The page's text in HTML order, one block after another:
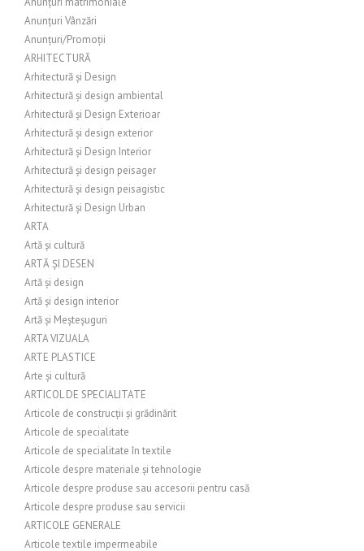
Anunțuri Vânzări
Anunțuri/Promoții
ARHITECTURĂ
Arhitectură și Design
Arhitectură și design ambiental
Arhitectură și Design Exterioar
Arhitectură și design exterior
Arhitectură și Design Interior
Arhitectură și design peisager
Arhitectură și design peisagistic
Arhitectură și Design Urban
ARTA
Artă și cultură
ARTĂ ȘI DESEN
Artă și design
Artă și design interior
Artă și Meșteșuguri
ARTA VIZUALA
ARTE PLASTICE
Arte și cultură
ARTICOL DE SPECIALITATE
Articole de construcții și grădinărit
Articole de specialitate
Articole de specialitate în textile
Articole despre materiale și tehnologie
Articole despre produse sau accesorii pentru casă
Articole despre produse sau servicii
ARTICOLE GENERALE
Articole textile impermeabile